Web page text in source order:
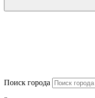
Поиск города